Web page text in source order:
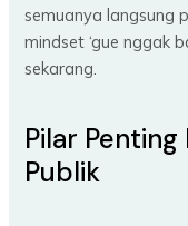
semuanya langsung
mindset ‘gue nggak
sekarang.
Pilar
Publik